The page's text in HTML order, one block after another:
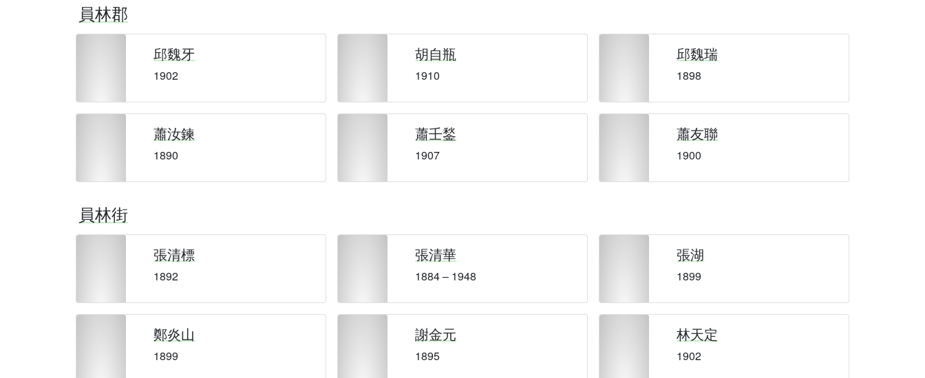
員林郡
邱魏牙
1902
胡自瓶
1910
邱魏瑞
1898
蕭汝鍊
1890
蕭壬鍫
1907
蕭友聯
1900
員林街
張清標
1892
張清華
1884 – 1948
張湖
1899
鄭炎山
1899
謝金元
1895
林天定
1902